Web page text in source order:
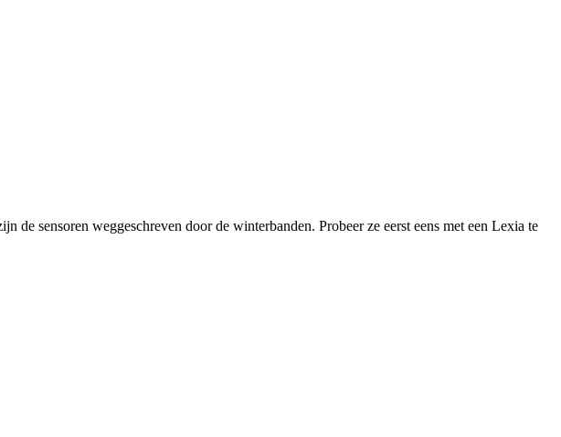
sensoren weggeschreven door de winterbanden. Probeer ze eerst eens met een Lexia te